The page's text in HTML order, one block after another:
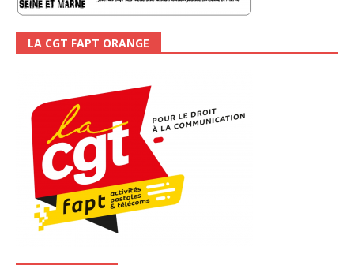
LA CGT FAPT ORANGE